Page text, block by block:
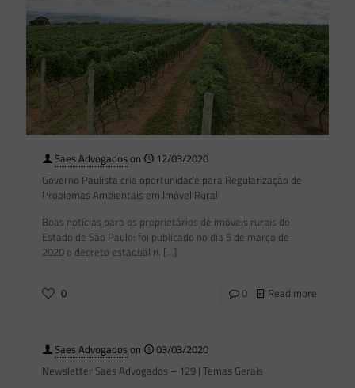
Saes Advogadoson
12/03/2020
Governo Paulista cria oportunidade para Regularização de
Problemas Ambientais em Imóvel Rural
Boas notícias para os proprietários de imóveis rurais do
Estado de São Paulo: foi publicado no dia 5 de março de
2020 o decreto estadual n. […]
0 0 Read more
Saes Advogadoson
03/03/2020
Newsletter Saes Advogados – 129 | Temas Gerais